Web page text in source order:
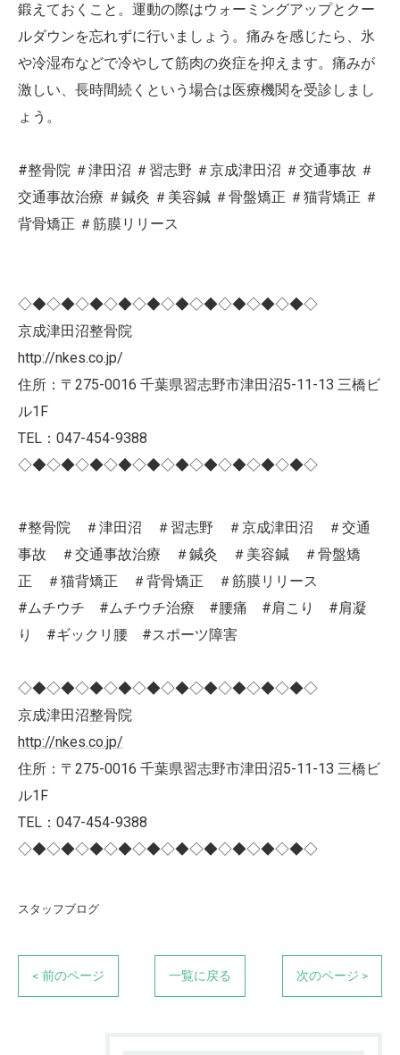
鍛えておくこと。運動の際はウォーミングアップとクー
ルダウンを忘れずに行いましょう。痛みを感じたら、氷
や冷湿布などで冷やして筋肉の炎症を抑えます。痛みが
激しい、長時間続くという場合は医療機関を受診しまし
ょう。
#整骨院 ＃津田沼 ＃習志野 ＃京成津田沼 ＃交通事故 ＃
交通事故治療 ＃鍼灸 ＃美容鍼 ＃骨盤矯正 ＃猫背矯正 ＃
背骨矯正 ＃筋膜リリース
◇◆◇◆◇◆◇◆◇◆◇◆◇◆◇◆◇◆◇◆◇
京成津田沼整骨院
http://nkes.co.jp/
住所：〒275-0016 千葉県習志野市津田沼5-11-13 三橋ビ
ル1F
TEL：047-454-9388
◇◆◇◆◇◆◇◆◇◆◇◆◇◆◇◆◇◆◇◆◇
#整骨院 ＃津田沼 ＃習志野 ＃京成津田沼 ＃交通
事故 ＃交通事故治療 ＃鍼灸 ＃美容鍼 ＃骨盤矯
正 ＃猫背矯正 ＃背骨矯正 ＃筋膜リリース
#ムチウチ #ムチウチ治療 #腰痛 #肩こり #肩凝
り #ギックリ腰 #スポーツ障害
◇◆◇◆◇◆◇◆◇◆◇◆◇◆◇◆◇◆◇◆◇
京成津田沼整骨院
http://nkes.co.jp/
住所：〒275-0016 千葉県習志野市津田沼5-11-13 三橋ビ
ル1F
TEL：047-454-9388
◇◆◇◆◇◆◇◆◇◆◇◆◇◆◇◆◇◆◇◆◇
スタッフブログ
< 前のページ 一覧に戻る 次のページ >